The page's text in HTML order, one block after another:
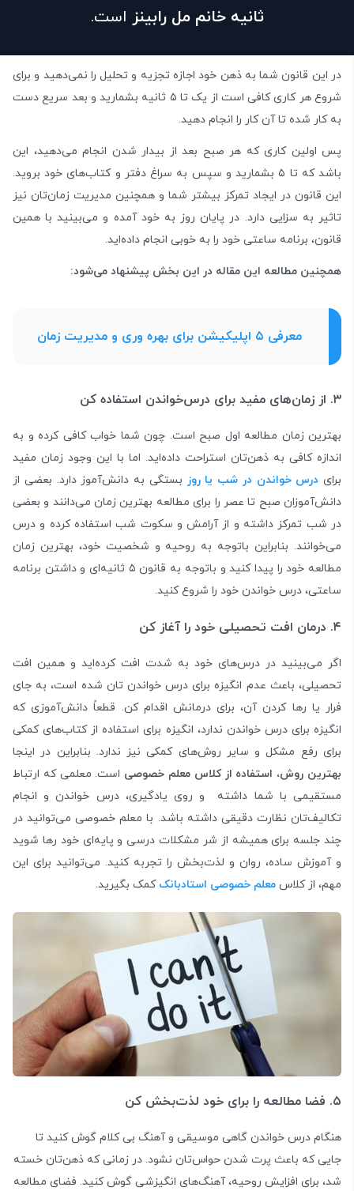
ثانیه خانم مل رابینز است.
در این قانون شما به ذهن خود اجازه تجزیه و تحلیل را نمی‌دهید و برای
شروع هر کاری کافی است از یک تا ۵ ثانیه بشمارید و بعد سریع دست
به کار شده تا آن کار را انجام دهید.
پس اولین کاری که هر صبح بعد از بیدار شدن انجام می‌دهید، این
باشد که تا ۵ بشمارید و سپس به سراغ دفتر و کتاب‌های خود بروید.
این قانون در ایجاد تمرکز بیشتر شما و همچنین مدیریت زمان‌تان نیز
تاثیر به سزایی دارد. در پایان روز به خود آمده و می‌بینید با همین
قانون، برنامه ساعتی خود را به خوبی انجام داده‌اید.
همچنین مطالعه این مقاله در این بخش پیشنهاد می‌شود:
معرفی ۵ اپلیکیشن برای بهره‌ وری و مدیریت زمان
۳. از زمان‌های مفید برای درس‌خواندن استفاده کن
بهترین زمان مطالعه اول صبح است. چون شما خواب کافی کرده‌ و به
اندازه کافی به ذهن‌تان استراحت داده‌اید. اما با این وجود زمان‌ مفید
برای درس خواندن در شب یا روز بستگی به دانش‌آموز دارد. بعضی از
دانش‌آموزان صبح تا عصر را برای مطالعه بهترین زمان می‌دانند و بعضی
در شب تمرکز داشته و از آرامش و سکوت شب استفاده کرده و درس
می‌خوانند. بنابراین باتوجه به روحیه و شخصیت خود، بهترین زمان
مطالعه خود را پیدا کنید و باتوجه به قانون ۵ ثانیه‌ای و داشتن برنامه
ساعتی، درس خواندن خود را شروع کنید.
۴. درمان افت تحصیلی خود را آغاز کن
اگر می‌بینید در درس‌های خود به شدت افت کرده‌اید و همین افت
تحصیلی، باعث عدم انگیزه برای درس خواندن ‌تان شده است، به جای
فرار یا رها کردن آن، برای درمانش اقدام کن. قطعاً دانش‌آموزی که
انگیزه برای درس خواندن ندارد، انگیزه برای استفاده از کتاب‌های کمکی
برای رفع مشکل و سایر روش‌های کمکی نیز ندارد. بنابراین در اینجا
بهترین روش، استفاده از کلاس معلم خصوصی است. معلمی که ارتباط
مستقیمی با شما داشته و روی یادگیری، درس خواندن و انجام
تکالیف‌تان نظارت دقیقی داشته باشد. با معلم خصوصی می‌توانید در
چند جلسه برای همیشه از شر مشکلات درسی و پایه‌ای خود رها شوید
و آموزش ساده، روان و لذت‌بخش را تجربه کنید. می‌توانید برای این
مهم، از کلاس معلم خصوصی استادبانک کمک بگیرید.
۵. فضا مطالعه را برای خود لذت‌بخش کن
هنگام درس خواندن گاهی موسیقی و آهنگ بی کلام گوش کنید تا
جایی که باعث پرت شدن حواس‌تان نشود. در زمانی که ذهن‌تان خسته
شد، برای افزایش روحیه، آهنگ‌های انگیزشی گوش کنید. فضای مطالعه